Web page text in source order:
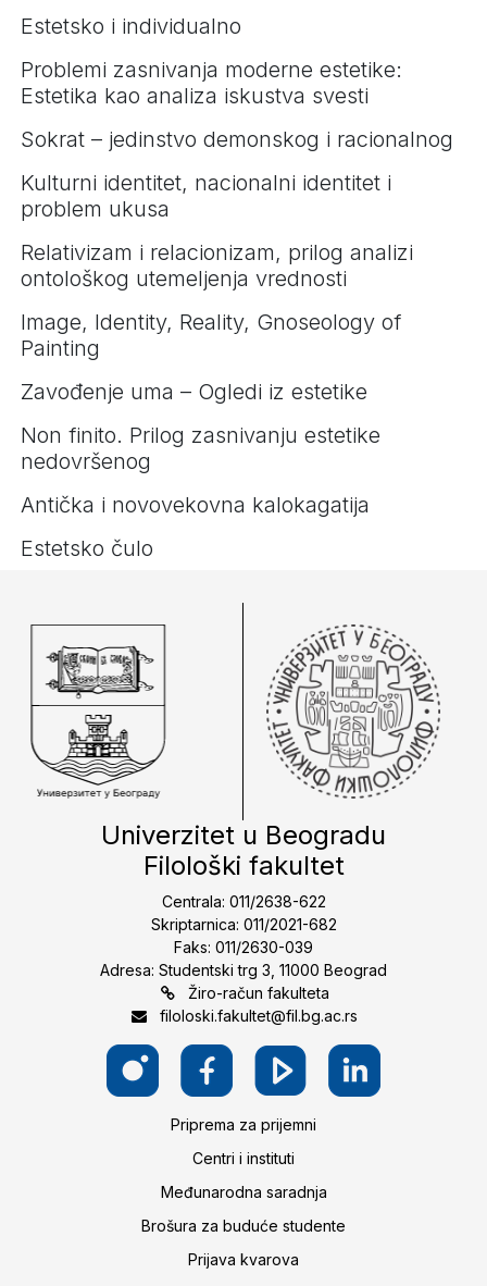
Estetsko i individualno
Problemi zasnivanja moderne estetike:
Estetika kao analiza iskustva svesti
Sokrat – jedinstvo demonskog i racionalnog
Kulturni identitet, nacionalni identitet i
problem ukusa
Relativizam i relacionizam, prilog analizi
ontološkog utemeljenja vrednosti
Image, Identity, Reality, Gnoseology of
Painting
Zavođenje uma – Ogledi iz estetike
Non finito. Prilog zasnivanju estetike
nedovršenog
Antička i novovekovna kalokagatija
Estetsko čulo
Univerzitet u Beogradu
Filološki fakultet
Centrala: 011/2638-622
Skriptarnica: 011/2021-682
Faks: 011/2630-039
Adresa: Studentski trg 3, 11000 Beograd
Žiro-račun fakulteta
filoloski.fakultet@fil.bg.ac.rs
Priprema za prijemni
Centri i instituti
Međunarodna saradnja
Brošura za buduće studente
Prijava kvarova